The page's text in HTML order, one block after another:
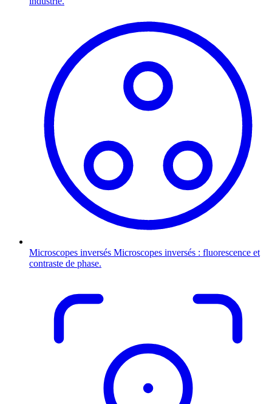
Microscopes inversés Microscopes inversés : fluorescence et
contraste de phase.